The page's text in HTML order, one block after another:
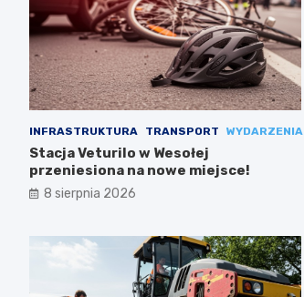
INFRASTRUKTURA TRANSPORT WYDARZENIA
Stacja Veturilo w Wesołej
przeniesiona na nowe miejsce!
8 sierpnia 2026